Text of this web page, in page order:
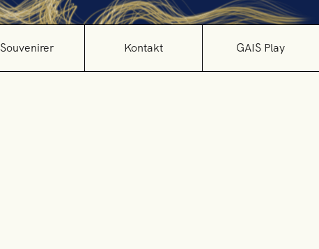
Souvenirer Kontakt GAIS Play